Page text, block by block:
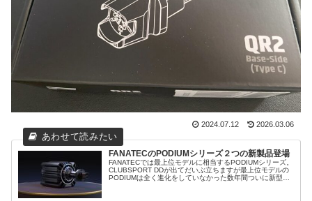
2024.07.12 2026.03.06
FANATECのPODIUMシリーズ２つの新製品登場
FANATECでは最上位モデルに相当するPODIUMシリーズ。
CLUBSPORT DDが出てだいぶ立ちますが最上位モデルの
PODIUMは全く進化をしていなかった数年間ついに新型が